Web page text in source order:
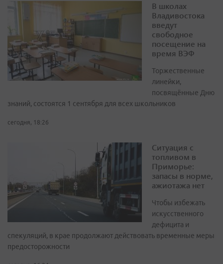
В школах
Владивостока
введут
свободное
посещение на
время ВЭФ
Торжественные
линейки,
посвящённые Дню
знаний, состоятся 1 сентября для всех школьников
сегодня, 18:26
Ситуация с
топливом в
Приморье:
запасы в норме,
ажиотажа нет
Чтобы избежать
искусственного
дефицита и
спекуляций, в крае продолжают действовать временные меры
предосторожности